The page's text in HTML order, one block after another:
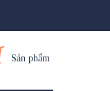
Sản phẩm